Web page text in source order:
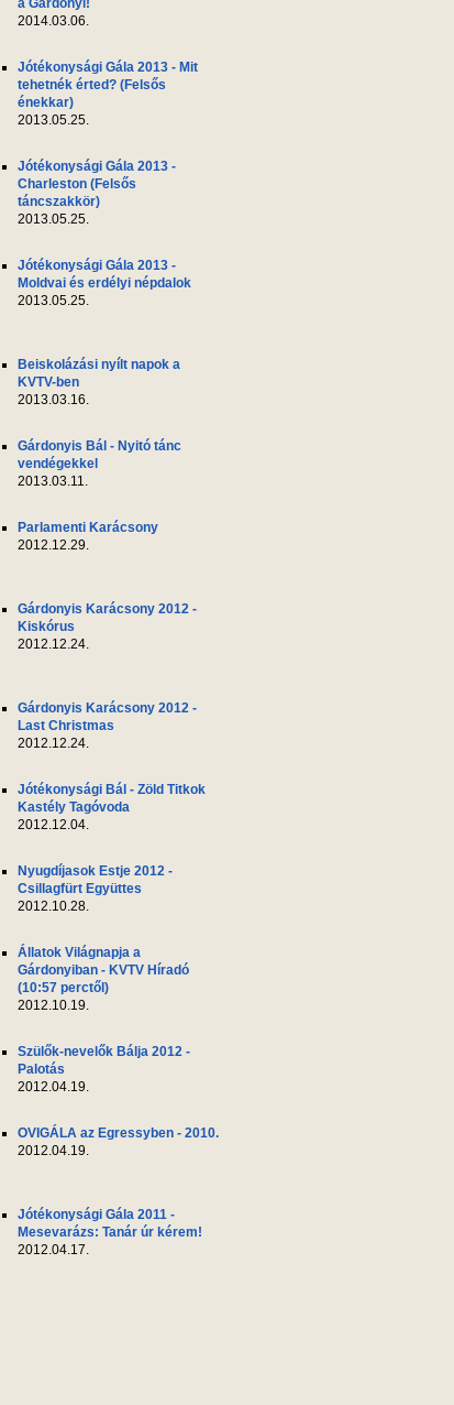
a Gárdonyi!
2014.03.06.
Jótékonysági Gála 2013 - Mit
tehetnék érted? (Felsős
énekkar)
2013.05.25.
Jótékonysági Gála 2013 -
Charleston (Felsős
táncszakkör)
2013.05.25.
Jótékonysági Gála 2013 -
Moldvai és erdélyi népdalok
2013.05.25.
Beiskolázási nyílt napok a
KVTV-ben
2013.03.16.
Gárdonyis Bál - Nyitó tánc
vendégekkel
2013.03.11.
Parlamenti Karácsony
2012.12.29.
Gárdonyis Karácsony 2012 -
Kiskórus
2012.12.24.
Gárdonyis Karácsony 2012 -
Last Christmas
2012.12.24.
Jótékonysági Bál - Zöld Titkok
Kastély Tagóvoda
2012.12.04.
Nyugdíjasok Estje 2012 -
Csillagfürt Együttes
2012.10.28.
Állatok Világnapja a
Gárdonyiban - KVTV Híradó
(10:57 perctől)
2012.10.19.
Szülők-nevelők Bálja 2012 -
Palotás
2012.04.19.
OVIGÁLA az Egressyben - 2010.
2012.04.19.
Jótékonysági Gála 2011 -
Mesevarázs: Tanár úr kérem!
2012.04.17.